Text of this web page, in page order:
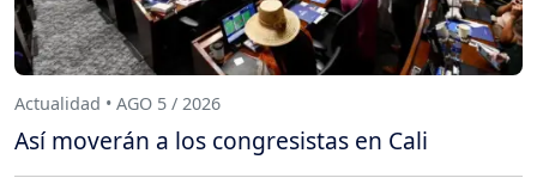
Actualidad • AGO 5 / 2026
Así moverán a los congresistas en Cali